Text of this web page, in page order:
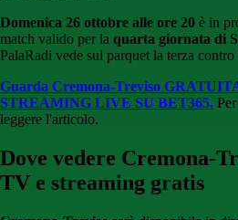
Domenica 26 ottobre alle ore 20 è in
match valido per la quarta giornata di
PalaRadi vede sul parquet la terza
Guarda Cremona-Treviso
STREAMING LIVE SU BET365.
leggere l'articolo.
Dove vedere Cremona-
TV e streaming gratis